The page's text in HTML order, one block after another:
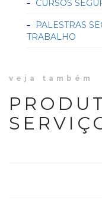
CURSOS
PALESTRAS
TRABALHO
veja também